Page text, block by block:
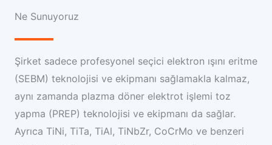
Ne Sunuyoruz
Şirket sadece profesyonel seçici elektron ışını eritme
(SEBM) teknolojisi ve ekipmanı sağlamakla kalmaz,
aynı zamanda plazma döner elektrot işlemi toz
yapma (PREP) teknolojisi ve ekipmanı da sağlar.
Ayrıca TiNi, TiTa, TiAl, TiNbZr, CoCrMo ve benzeri